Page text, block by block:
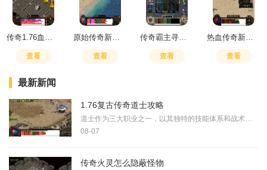
传奇1.76血饮哪里打
查看
原始传奇新年活动攻略
查看
传奇霸主寻龙探宝什么时候开
查看
热血传奇新手村第一把武器在哪
查看
最新新闻
1.76复古传奇道士攻略
道士作为三大职业之一，以其独特的技能体系和战术定位深受玩家青睐。这个职业最大的特色在于均衡的能力表现，既拥有不俗的输出能力，也具备优秀的生存能力和辅助技能。道士的
08-07
传奇火灵怎么隐蔽怪物